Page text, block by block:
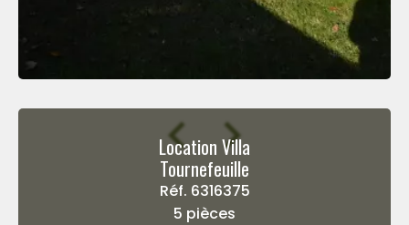
Location Villa
Tournefeuille
Réf. 6316375
5 pièces